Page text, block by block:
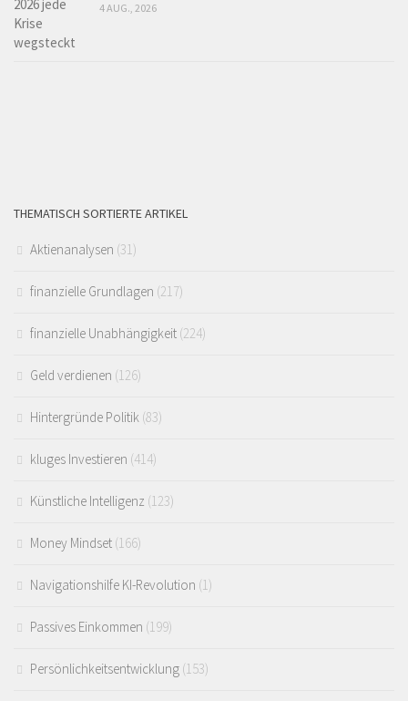
4 AUG., 2026
THEMATISCH SORTIERTE ARTIKEL
Aktienanalysen (31)
finanzielle Grundlagen (217)
finanzielle Unabhängigkeit (224)
Geld verdienen (126)
Hintergründe Politik (83)
kluges Investieren (414)
Künstliche Intelligenz (123)
Money Mindset (166)
Navigationshilfe KI-Revolution (1)
Passives Einkommen (199)
Persönlichkeitsentwicklung (153)